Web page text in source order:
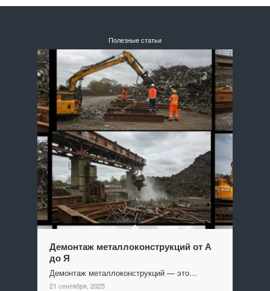
Полезные статьи
Демонтаж металлоконструкций от А
до Я
Демонтаж металлоконструкций — это…
21 сентября, 2025